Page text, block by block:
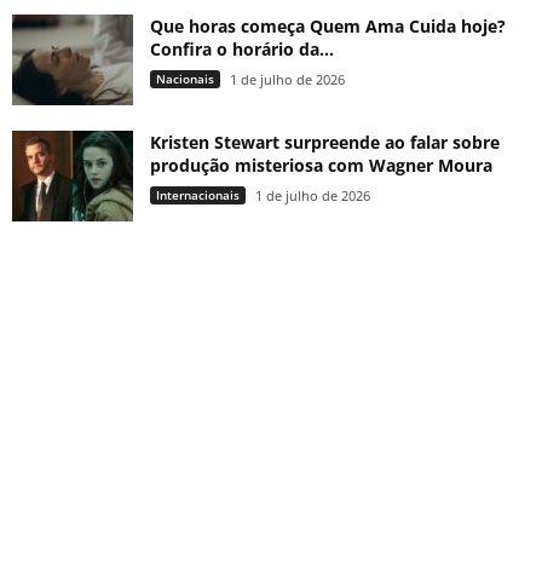
Que horas começa Quem Ama Cuida hoje?
Confira o horário da...
Nacionais 1 de julho de 2026
Kristen Stewart surpreende ao falar sobre
produção misteriosa com Wagner Moura
Internacionais 1 de julho de 2026